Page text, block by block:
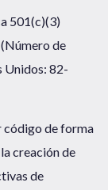
501(c)(3)
de
Unidos: 82-
código de forma
creación de
de